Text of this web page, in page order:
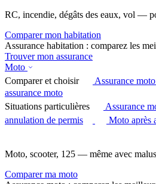
RC, incendie, dégâts des eaux, vol —
Comparer mon habitation
Assurance habitation : comparez les
Trouver mon assurance
Moto
Comparer et choisir
Assurance
assurance moto
Situations particulières
Assurance
annulation de permis
Moto après
Moto, scooter, 125 — même avec
Comparer ma moto